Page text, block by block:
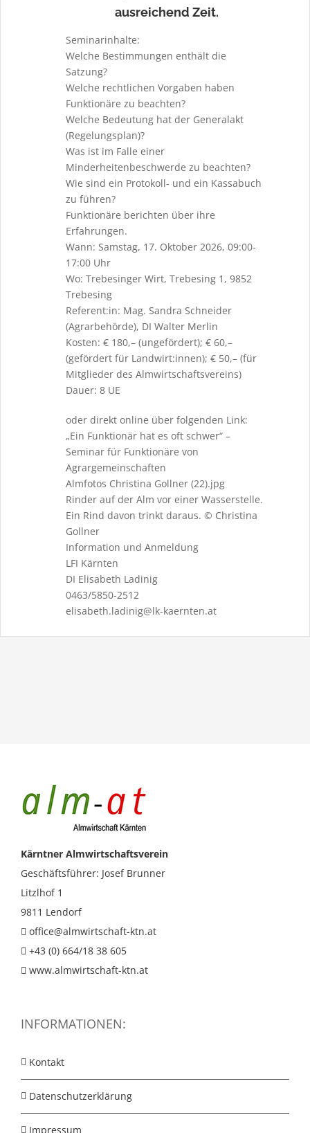
ausreichend Zeit.
Seminarinhalte:
Welche Bestimmungen enthält die
Satzung?
Welche rechtlichen Vorgaben haben
Funktionäre zu beachten?
Welche Bedeutung hat der Generalakt
(Regelungsplan)?
Was ist im Falle einer
Minderheitenbeschwerde zu beachten?
Wie sind ein Protokoll- und ein Kassabuch
zu führen?
Funktionäre berichten über ihre
Erfahrungen.
Wann: Samstag, 17. Oktober 2026, 09:00-
17:00 Uhr
Wo: Trebesinger Wirt, Trebesing 1, 9852
Trebesing
Referent:in: Mag. Sandra Schneider
(Agrarbehörde), DI Walter Merlin
Kosten: € 180,– (ungefördert); € 60,–
(gefördert für Landwirt:innen); € 50,– (für
Mitglieder des Almwirtschaftsvereins)
Dauer: 8 UE
oder direkt online über folgenden Link:
„Ein Funktionär hat es oft schwer“ –
Seminar für Funktionäre von
Agrargemeinschaften
Almfotos Christina Gollner (22).jpg
Rinder auf der Alm vor einer Wasserstelle.
Ein Rind davon trinkt daraus. © Christina
Gollner
Information und Anmeldung
LFI Kärnten
DI Elisabeth Ladinig
0463/5850-2512
elisabeth.ladinig@lk-kaernten.at
Kärntner Almwirtschaftsverein
Geschäftsführer: Josef Brunner
Litzlhof 1
9811 Lendorf
office@almwirtschaft-ktn.at
+43 (0) 664/18 38 605
www.almwirtschaft-ktn.at
INFORMATIONEN:
Kontakt
Datenschutzerklärung
Impressum